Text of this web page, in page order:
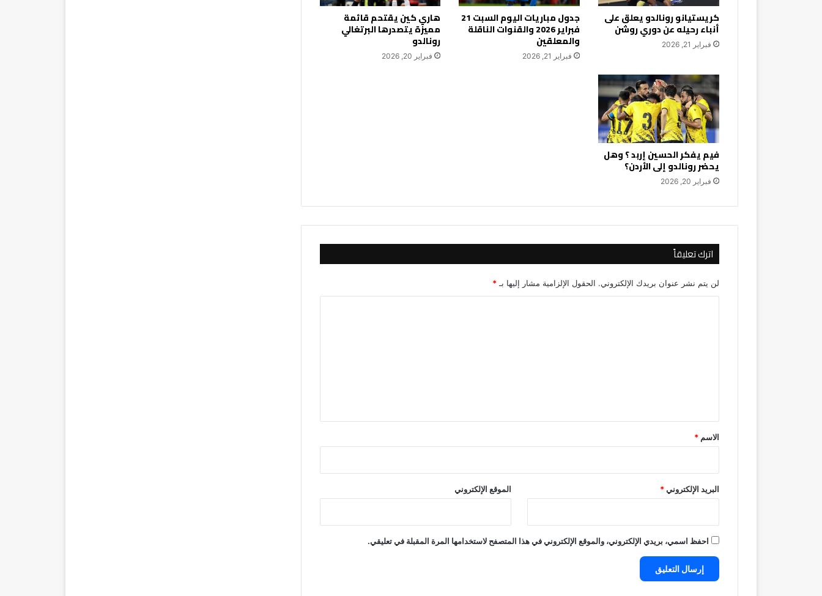
كريستيانو رونالدو يعلق على
أنباء رحيله عن دوري روشن
فبراير 21, 2026
جدول مباريات اليوم السبت 21
فبراير 2026 والقنوات الناقلة
والمعلقين
فبراير 21, 2026
هاري كين يقتحم قائمة
مميزة يتصدرها البرتغالي
رونالدو
فبراير 20, 2026
فيم يفكر الحسين إربد ؟ وهل
يحضر رونالدو إلى الأردن؟
فبراير 20, 2026
اترك تعليقاً
لن يتم نشر عنوان بريدك الإلكتروني. الحقول الإلزامية مشار إليها بـ *
*
الاسم *
البريد الإلكتروني* الموقع الإلكتروني
احفظ اسمي، بريدي الإلكتروني، والموقع الإلكتروني في هذا المتصفح لاستخدامها المرة المقبلة في تعليقي.